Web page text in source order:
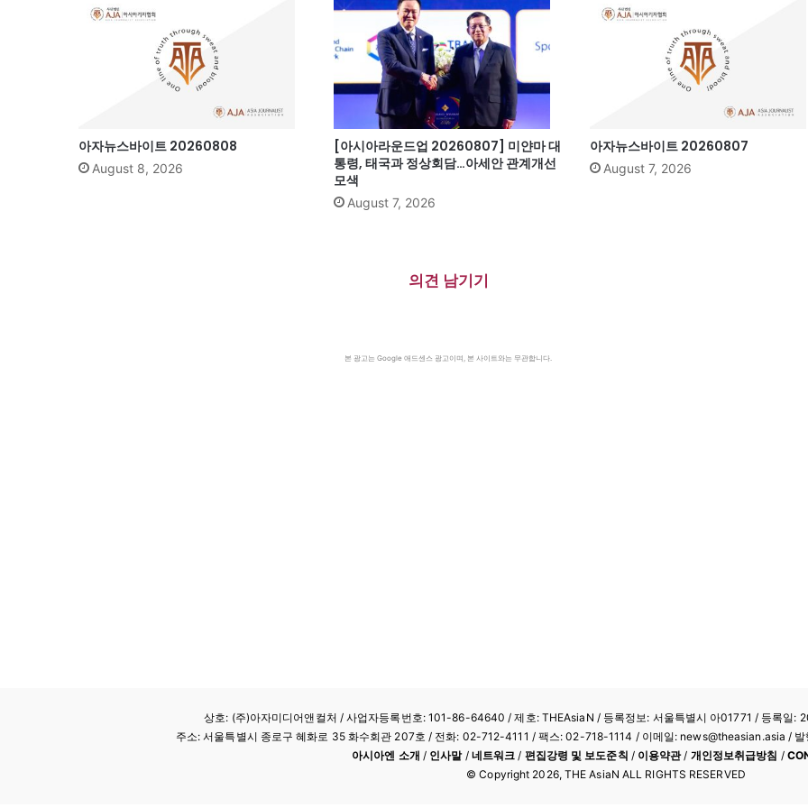
아자뉴스바이트 20260808
August 8, 2026
[아시아라운드업 20260807] 미얀마 대
통령, 태국과 정상회담…아세안 관계개선
모색
August 7, 2026
아자뉴스바이트 20260807
August 7, 2026
의견 남기기
본 광고는 Google 애드센스 광고이며, 본 사이트와는 무관합니다.
상호: (주)아자미디어앤컬처 /사업자등록번호: 101-86-64640 / 제호: THEAsiaN / 등록정보: 서울특별시 아01771 / 등록일:
주소: 서울특별시 종로구 혜화로 35 화수회관 207호 / 전화: 02-712-4111 / 팩스: 02-718-1114 / 이메일: news@theasian.asia / 발
아시아엔 소개 / 인사말/ 네트워크 / 편집강령 및 보도준칙 / 이용약관/ 개인정보취급방침 /
© Copyright 2026, THE AsiaN ALL RIGHTS RESERVED